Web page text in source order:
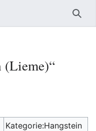
(Lieme)“
Kategorie:Hangstein